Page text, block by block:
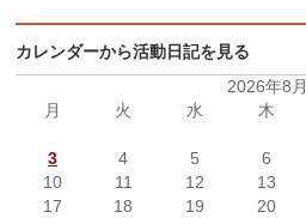
カレンダーから活動日記を見る
2026年8月
月
火 水 木
3
4 5 6
10
11 12 13
17
18 19 20